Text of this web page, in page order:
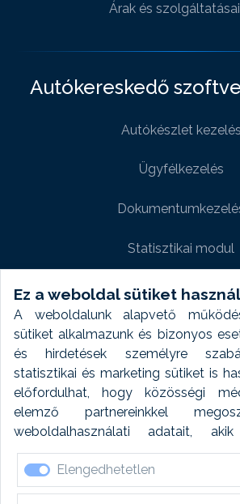
Ez a weboldal sütiket használ
A weboldalunk alapvető
sütiket alkalmazunk és bizonyos
és hirdetések személyre
statisztikai és marketing sütiket is
előfordulhat, hogy közösségi
elemző partnereinkkel
weboldalhasználati adatait,
forrásokból gyűjtött adatokkal
elfogadásával kapcsolatosan
ezen adatokat 6 hónap után
Elengedhetetlen
Árak és
Autókereskedő
Autókészlet kezelés
Ügyfélkezelés
Statisztikai modul
Weboldal modul
Fényképtár extra
Autómosó modul
Feladatütemezés